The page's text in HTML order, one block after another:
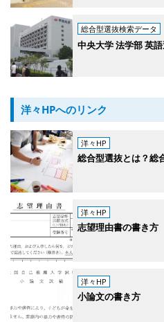
総合型選抜検索データ
中央大学 法学部 英
洋々HPへのリンク
洋々HP
総合型選抜とは？総
洋々HP
志望理由書の書き方
洋々HP
小論文の書き方